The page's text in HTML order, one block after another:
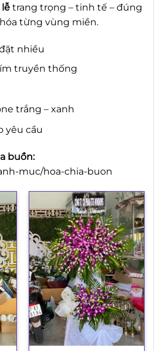
trang trọng – tinh tế – đúng
từng vùng miền.
nhiều
truyền thống
trắng – xanh
yêu cầu
buồn:
muc/hoa-chia-buon